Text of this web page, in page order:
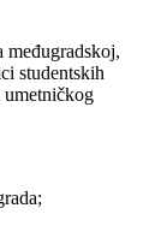
međugradskoj,
studentskih
umetničkog